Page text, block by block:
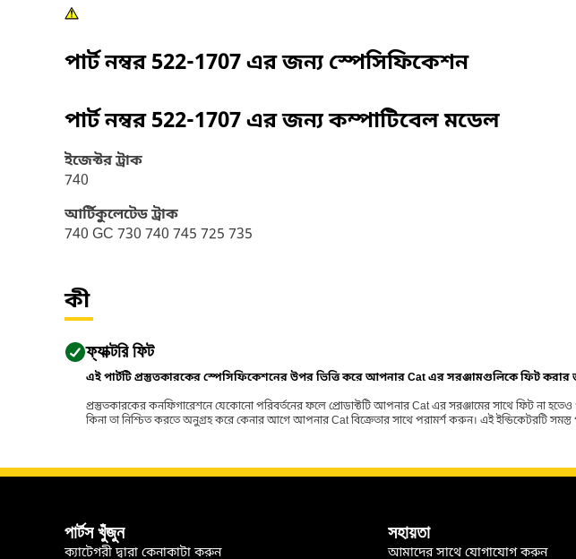
পার্ট নম্বর522-1707এর জন্য স্পেসিফিকেশন
পার্ট নম্বর522-1707এর জন্য কম্পাটিবেল মডেল
ইজেক্টর ট্রাক
740
আর্টিকুলেটেড ট্রাক
740 GC 730 740 745 725 735
কী
ফ্যাক্টরি ফিট
এই পার্টটি প্রস্তুতকারকের স্পেসিফিকেশনের উপর ভিত্তি করে আপনার Cat এর সরঞ্জামগুলিকে ফিট করার
প্রস্তুতকারকের কনফিগারেশনে যেকোনো পরিবর্তনের ফলে প্রোডাক্টটি আপনার Cat এর সরঞ্জামের সাথে ফিট না
কিনা তা নিশ্চিত করতে অনুগ্রহ করে কেনার আগে আপনার Cat বিক্রেতার সাথে পরামর্শ করুন। এই ইন্ডিকেটরটি সমস্ত
পার্টস খুঁজুন
ক্যাটেগরী দ্বারা কেনাকাটা করুন
সহায়তা
আমাদের সাথে যোগাযোগ করুন